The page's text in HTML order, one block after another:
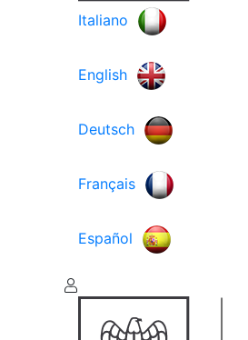
Italiano
English
Deutsch
Français
Español